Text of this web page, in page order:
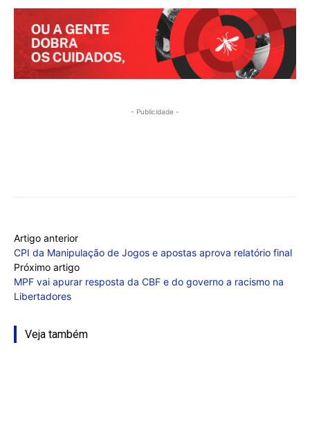
- Publicidade -
Artigo anterior
CPI da Manipulação de Jogos e apostas aprova relatório final
Próximo artigo
MPF vai apurar resposta da CBF e do governo a racismo na
Libertadores
Veja também